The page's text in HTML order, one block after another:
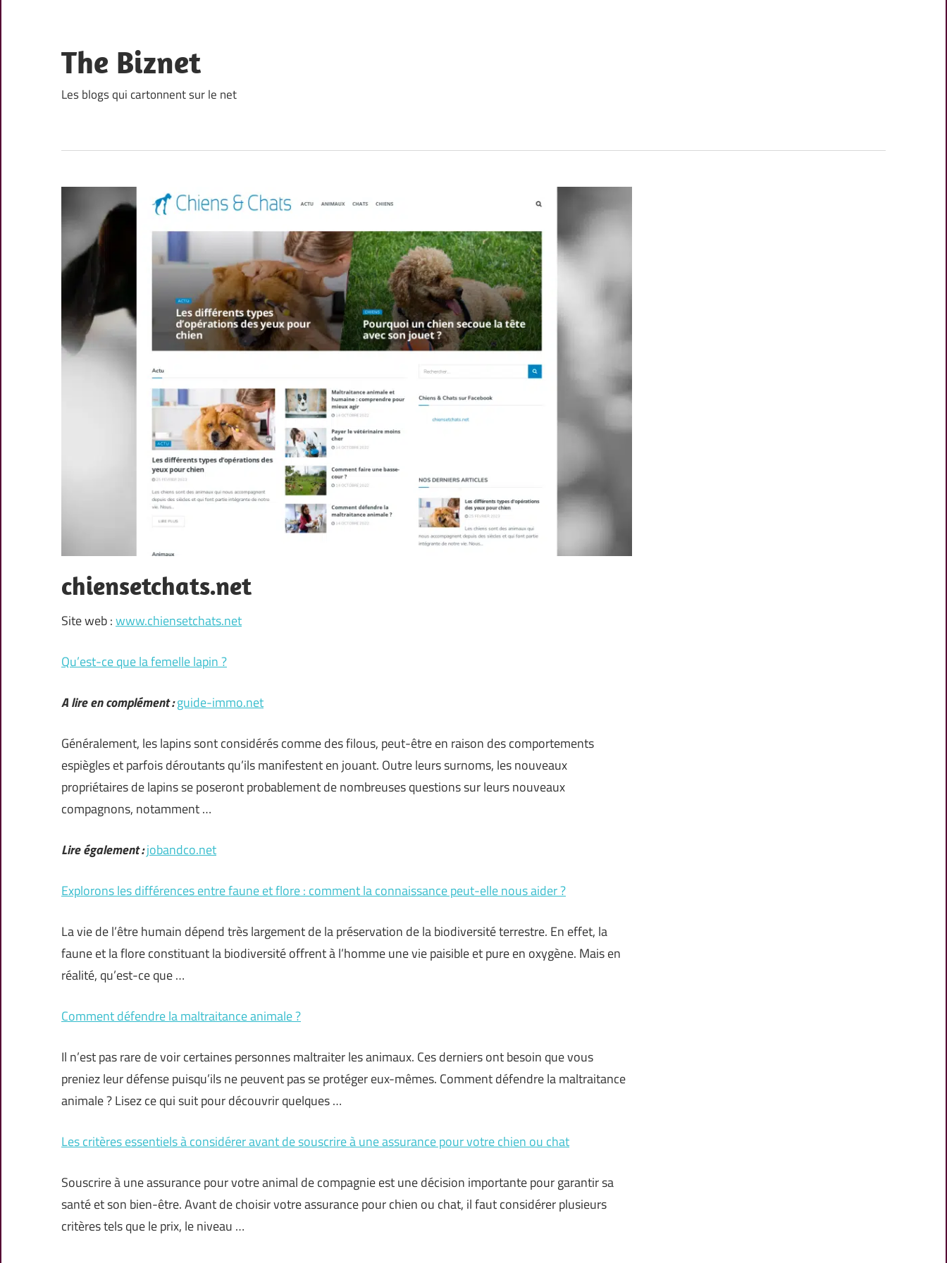
content
The Biznet
Les blogs qui cartonnent sur le net
chiensetchats.net
Site web :www.chiensetchats.net
Qu’est-ce que la femelle lapin ?
A lire en complément :guide-immo.net
Généralement, les lapins sont considérés comme des filous, peut-être en raison des comportements
espiègles et parfois déroutants qu’ils manifestent en jouant. Outre leurs surnoms, les nouveaux
propriétaires de lapins se poseront probablement de nombreuses questions sur leurs nouveaux
compagnons, notamment …
Lire également :jobandco.net
Explorons les différences entre faune et flore : comment la connaissance peut-elle nous aider ?
La vie de l’être humain dépend très largement de la préservation de la biodiversité terrestre. En effet, la
faune et la flore constituant la biodiversité offrent à l’homme une vie paisible et pure en oxygène. Mais en
réalité, qu’est-ce que …
Comment défendre la maltraitance animale ?
Il n’est pas rare de voir certaines personnes maltraiter les animaux. Ces derniers ont besoin que vous
preniez leur défense puisqu’ils ne peuvent pas se protéger eux-mêmes. Comment défendre la maltraitance
animale ? Lisez ce qui suit pour découvrir quelques …
Les critères essentiels à considérer avant de souscrire à une assurance pour votre chien ou chat
Souscrire à une assurance pour votre animal de compagnie est une décision importante pour garantir sa
santé et son bien-être. Avant de choisir votre assurance pour chien ou chat, il faut considérer plusieurs
critères tels que le prix, le niveau …